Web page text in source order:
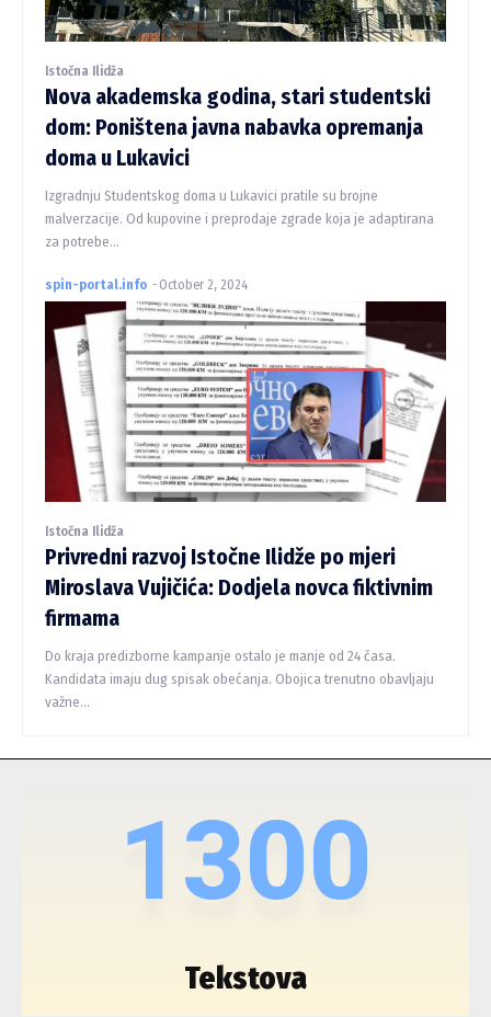
Istočna Ilidža
Nova akademska godina, stari studentski
dom: Poništena javna nabavka opremanja
doma u Lukavici
Izgradnju Studentskog doma u Lukavici pratile su brojne
malverzacije. Od kupovine i preprodaje zgrade koja je adaptirana
za potrebe...
spin-portal.info - October 2, 2024
Istočna Ilidža
Privredni razvoj Istočne Ilidže po mjeri
Miroslava Vujičića: Dodjela novca fiktivnim
firmama
Do kraja predizborne kampanje ostalo je manje od 24 časa.
Kandidata imaju dug spisak obećanja. Obojica trenutno obavljaju
važne...
1300
Tekstova